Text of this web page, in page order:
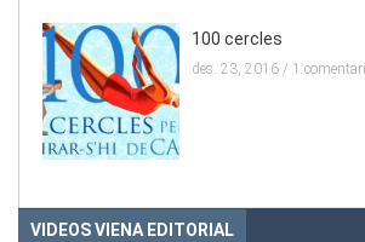
100 cercles
des. 23, 2016 / 1 comentari
VIDEOS VIENA EDITORIAL